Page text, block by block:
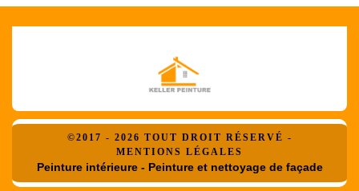
©2017 - 2026 TOUT DROIT RÉSERVÉ -
MENTIONS LÉGALES
Peinture intérieure - Peinture et nettoyage de façade